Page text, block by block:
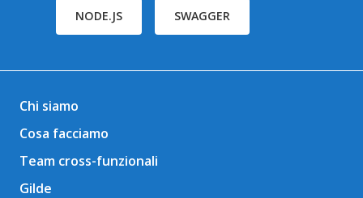
NODE.JS SWAGGER
Chi siamo
Cosa facciamo
Team cross-funzionali
Gilde